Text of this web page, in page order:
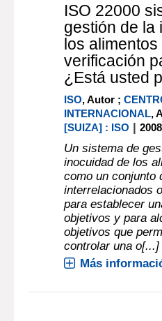
texto impreso
ISO 22000
gestión de la
los alimentos
verificación
¿Está usted
ISO, Autor ;
INTERNACIONAL,
[SUIZA] : ISO|2008
Un sistema de
inocuidad de los
como un conjunto
para establecer
objetivos y para